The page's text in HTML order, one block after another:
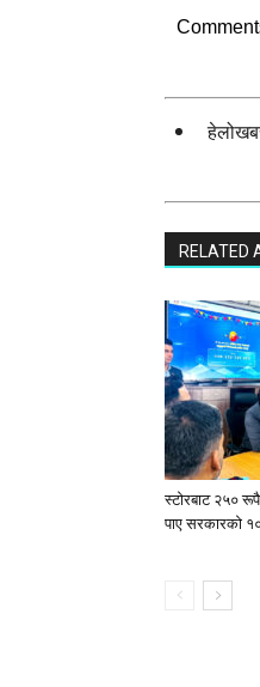
RELATED
स्टाेरबाट २५०
पाए सरकारको